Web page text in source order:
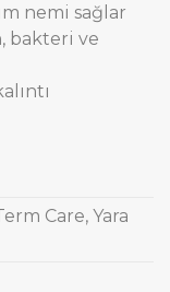
nemi sağlar
bakteri ve
Care, Yara